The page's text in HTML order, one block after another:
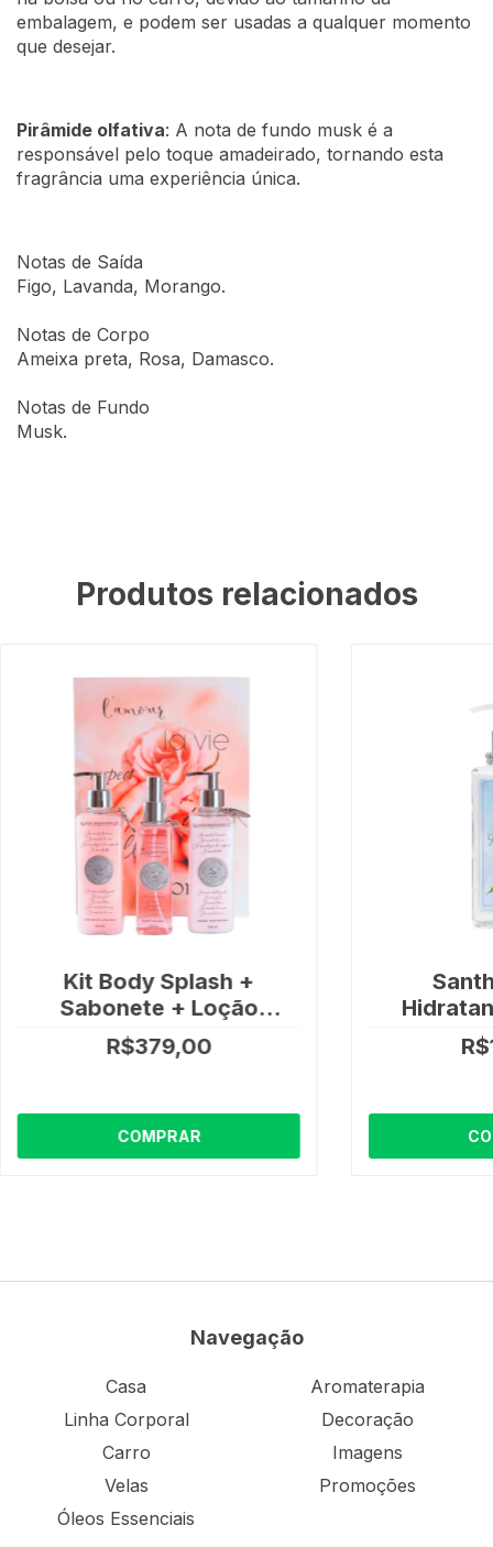
embalagem, e podem ser usadas a qualquer momento
que desejar.
Pirâmide olfativa: A nota de fundo musk é a
responsável pelo toque amadeirado, tornando esta
fragrância uma experiência única.
Notas de Saída
Figo, Lavanda, Morango.
Notas de Corpo
Ameixa preta, Rosa, Damasco.
Notas de Fundo
Musk.
Produtos relacionados
Kit Body Splash +
Sabonete + Loção
Perfumada L'amour de
Soi Dani Fernandes
R$379,00
COMPRAR
Navegação
Casa
Linha Corporal
Carro
Velas
Óleos Essenciais
Aromaterapia
Decoração
Imagens
Promoções